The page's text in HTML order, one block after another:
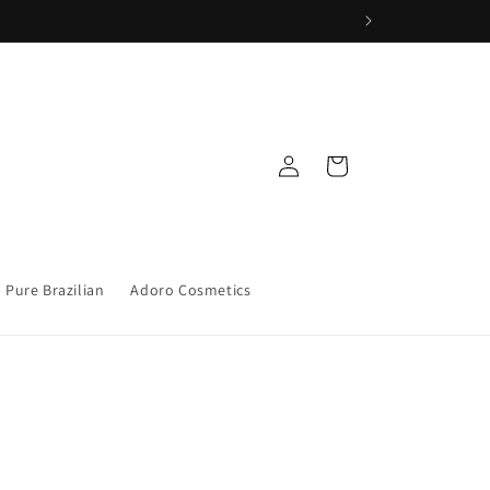
Pure Brazilian Adoro Cosmetics
sesión
Carrito